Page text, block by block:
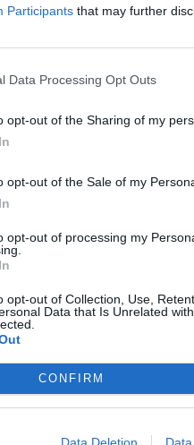
Participants that may further
Data Processing Opt Outs
opt-out of the Sharing of my
opt-out of the Sale of my
opt-out of processing my
opt-out of Collection, Use,
Data that Is Unrelated
CONFIRM
Data Deletion
την ηλιόλουστη
Οι μαγευτικές πλατείες,
παραδοσιακό γλυκό "pastel
Επιπλέον, η
προσφέρουν